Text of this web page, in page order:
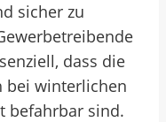
sicher zu
dass die
bei winterlichen
befahrbar sind.